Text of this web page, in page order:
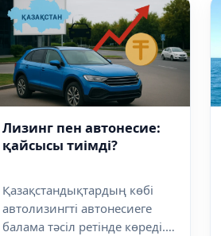
Лизинг пен автонесие:
қайсысы тиімді?
Қазақстандықтардың көбі
автолизингті автонесиеге
балама тәсіл ретінде көреді.